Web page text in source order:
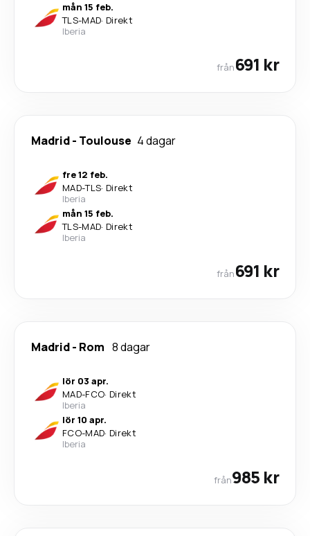
mån 15 feb.
TLS-MAD· Direkt
Iberia
från691 kr
Madrid- Toulouse 4 dagar
fre 12 feb.
MAD-TLS· Direkt
Iberia
mån 15 feb.
TLS-MAD· Direkt
Iberia
från691 kr
Madrid- Rom 8 dagar
lör 03 apr.
MAD-FCO· Direkt
Iberia
lör 10 apr.
FCO-MAD· Direkt
Iberia
från985 kr